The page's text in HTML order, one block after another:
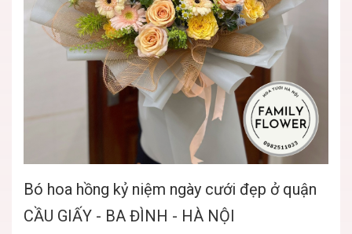
Bó hoa hồng kỷ niệm ngày cưới đẹp ở quận
CẦU GIẤY - BA ĐÌNH - HÀ NỘI